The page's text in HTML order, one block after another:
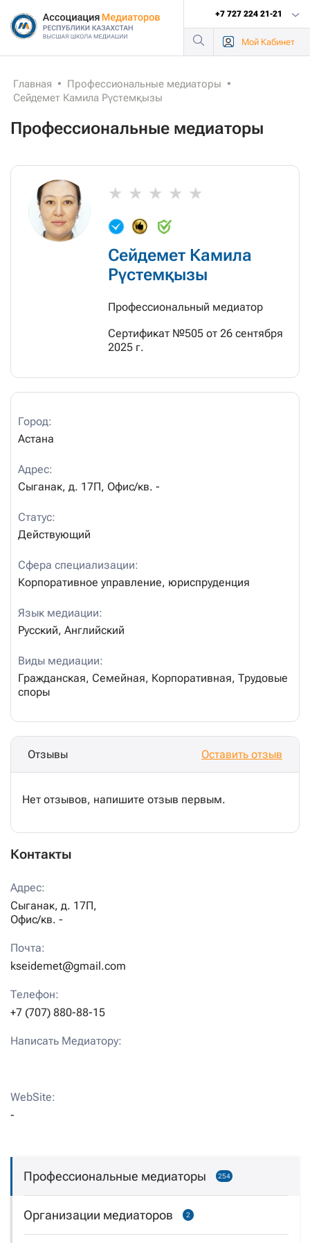
+7 727 224 21-21
МойКабинет
Главная • Профессиональные медиаторы •
Сейдемет Камила Рүстемқызы
Профессиональные медиаторы
Профессиональные медиаторы 254
Организации медиаторов 2
Сейдемет Камила
Рүстемқызы
Профессиональный медиатор
Сертификат №505 от 26 сентября
2025 г.
Город:
Астана
Адрес:
Сыганак, д. 17П, Офис/кв. -
Статус:
Действующий
Сфера специализации:
Корпоративное управление, юриспруденция
Язык медиации:
Русский, Английский
Виды медиации:
Гражданская, Семейная, Корпоративная, Трудовые
споры
Отзывы Оставить отзыв
Нет отзывов, напишите отзыв первым.
Контакты
Адрес:
Сыганак, д. 17П,
Офис/кв. -
Почта:
kseidemet@gmail.com
Телефон:
+7 (707) 880-88-15
Написать Медиатору:
WebSite:
-